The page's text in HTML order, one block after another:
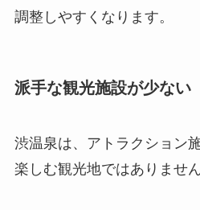
調整しやすくなります。
派手な観光施設が少ない
渋温泉は、アトラクション
楽しむ観光地ではありません